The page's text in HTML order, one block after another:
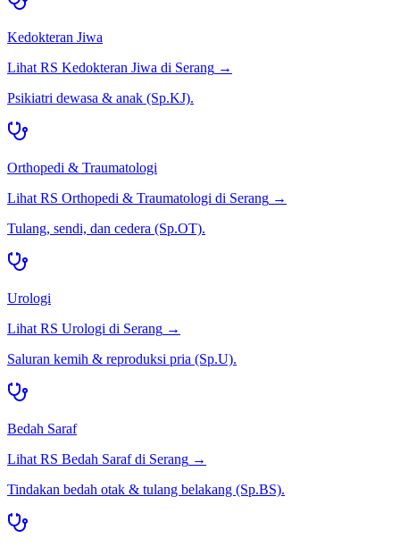
Kedokteran Jiwa
Lihat RS Kedokteran Jiwa di Serang →
Psikiatri dewasa & anak (Sp.KJ).
Orthopedi & Traumatologi
Lihat RS Orthopedi & Traumatologi di Serang →
Tulang, sendi, dan cedera (Sp.OT).
Urologi
Lihat RS Urologi di Serang →
Saluran kemih & reproduksi pria (Sp.U).
Bedah Saraf
Lihat RS Bedah Sarafdi Serang →
Tindakan bedah otak & tulang belakang (Sp.BS).